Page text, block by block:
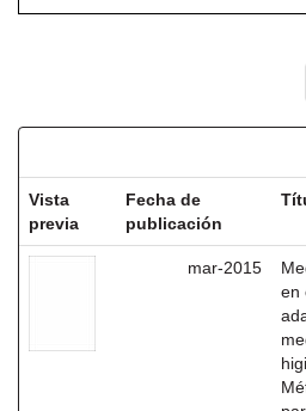
Vista
previa
Fecha de
publicación
mar-2015
en